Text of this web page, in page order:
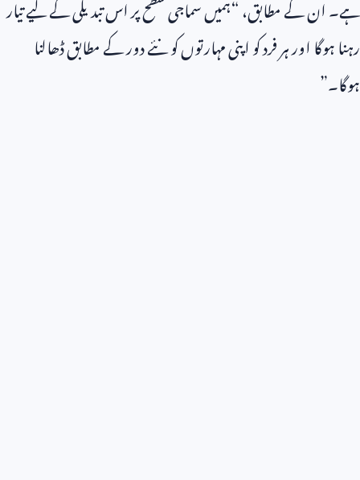
ہے۔ ان کے مطابق، “ہمیں سماجی سطح پر اس تبدیلی کے لیے تیار
رہنا ہوگا اور ہر فرد کو اپنی مہارتوں کو نئے دور کے مطابق ڈھالنا
ہوگا۔”